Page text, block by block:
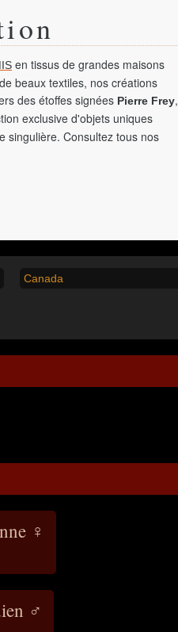
en tissus de grandes maisons
beaux textiles, nos créations
des étoffes signées Pierre Frey,
exclusive d'objets uniques
singulière. Consultez tous nos
Canada
♀
♂